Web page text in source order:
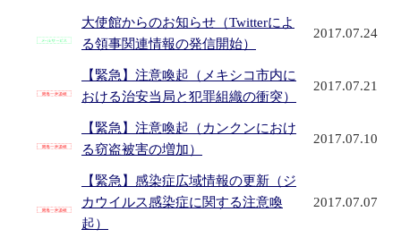
大使館からのお知らせ（Twitterによ
る領事関連情報の発信開始）
2017.07.24
【緊急】注意喚起（メキシコ市内に
おける治安当局と犯罪組織の衝突）
2017.07.21
【緊急】注意喚起（カンクンにおけ
る窃盗被害の増加）
2017.07.10
【緊急】感染症広域情報の更新（ジ
カウイルス感染症に関する注意喚
起）
2017.07.07